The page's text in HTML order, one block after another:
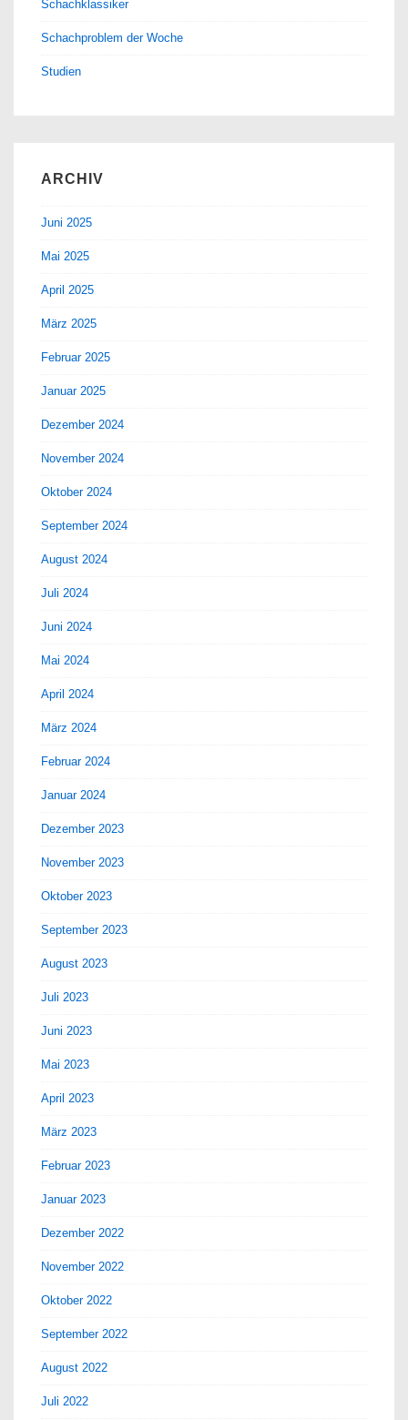
Schachklassiker
Schachproblem der Woche
Studien
ARCHIV
Juni 2025
Mai 2025
April 2025
März 2025
Februar 2025
Januar 2025
Dezember 2024
November 2024
Oktober 2024
September 2024
August 2024
Juli 2024
Juni 2024
Mai 2024
April 2024
März 2024
Februar 2024
Januar 2024
Dezember 2023
November 2023
Oktober 2023
September 2023
August 2023
Juli 2023
Juni 2023
Mai 2023
April 2023
März 2023
Februar 2023
Januar 2023
Dezember 2022
November 2022
Oktober 2022
September 2022
August 2022
Juli 2022